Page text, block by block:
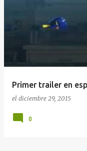
Primer trailer en
el diciembre 29, 2015
0